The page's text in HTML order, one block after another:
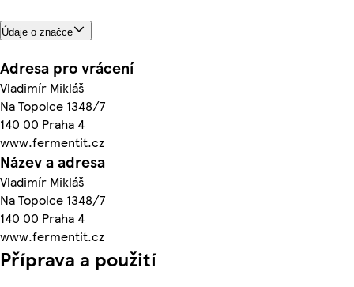
Údaje o značce
Adresa pro vrácení
Vladimír Mikláš
Na Topolce 1348/7
140 00 Praha 4
www.fermentit.cz
Název a adresa
Vladimír Mikláš
Na Topolce 1348/7
140 00 Praha 4
www.fermentit.cz
Příprava a použití